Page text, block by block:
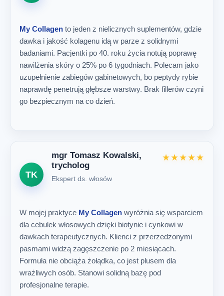
My Collagen to jeden z nielicznych suplementów, gdzie
dawka i jakość kolagenu idą w parze z solidnymi
badaniami. Pacjentki po 40. roku życia notują poprawę
nawilżenia skóry o 25% po 6 tygodniach. Polecam jako
uzupełnienie zabiegów gabinetowych, bo peptydy rybie
naprawdę penetrują głębsze warstwy. Brak fillerów czyni
go bezpiecznym na co dzień.
TK
mgr Tomasz Kowalski,
trycholog
Ekspert ds. włosów
★★★★★
W mojej praktyce My Collagen wyróżnia się wsparciem
dla cebulek włosowych dzięki biotynie i cynkowi w
dawkach terapeutycznych. Klienci z przerzedzonymi
pasmami widzą zagęszczenie po 2 miesiącach.
Formuła nie obciąża żołądka, co jest plusem dla
wrażliwych osób. Stanowi solidną bazę pod
profesjonalne terapie.